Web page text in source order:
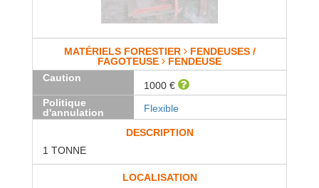
MATÉRIELS FORESTIER FENDEUSES /
FAGOTEUSE
FENDEUSE
Caution
1000 €
Politique
d'annulation
Flexible
DESCRIPTION
1 TONNE
LOCALISATION